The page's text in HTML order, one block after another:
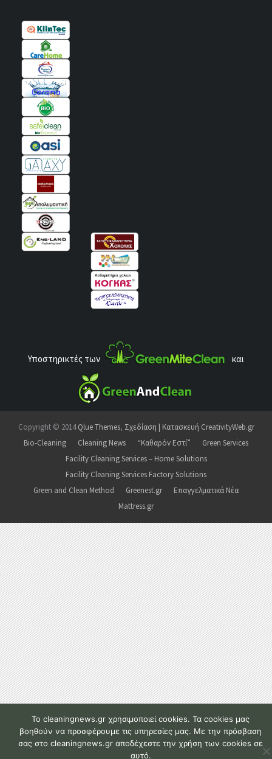
Υποστηρικτές των και
Copyright © 2014Qlue Themes, Σχεδίαση | Κατασκευή CreativityWeb.gr
Bio-Cleaning
Cleaning News “Καθαρόν Εστί”
Green Services
Facility Cleaning Services – Home Solutions
Facility Cleaning Services Factory Solutions
Green and Clean Method
Greenest.gr
Επαγγελματικά Νέα
Mattress.gr
To cleaningnews.gr χρησιμοποιεί cookies. Τα cookies μας
βοηθούν να προσφέρουμε τις υπηρεσίες μας. Με την πρόσβαση
σας στο cleaningnews.gr αποδέχεστε την χρήση των cookies σε
αυτό.